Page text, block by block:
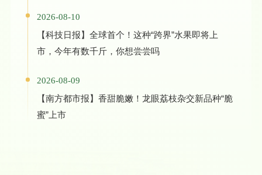
2026-08-10
【科技日报】全球首个！这种“跨界”水果即将上
市，今年有数千斤，你想尝尝吗
2026-08-09
【南方都市报】香甜脆嫩！龙眼荔枝杂交新品种“脆
蜜”上市